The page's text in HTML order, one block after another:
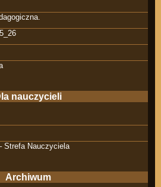
nauczycieli
Strefa Nauczyciela
Archiwum